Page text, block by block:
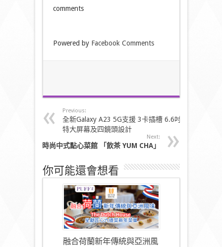
comments
Powered by Facebook Comments
Previous:
全新Galaxy A23 5G支援 3卡插槽 6.6吋
特大屏幕及四鏡頭設計
Next:
時尚中式點心菜館 「飲茶YUM CHA」
你可能還會想看
融合荷蘭新年傳統與亞洲風